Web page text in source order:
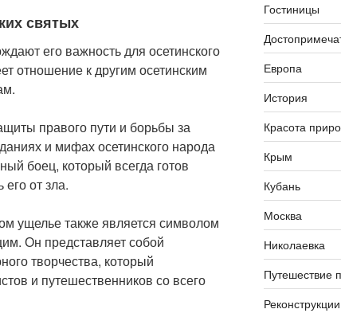
святых
его важность для осетинского
отношение к другим осетинским
правого пути и борьбы за
и мифах осетинского народа
боец, который всегда готов
его от зла.
ущелье также является символом
Он представляет собой
творчества, который
и путешественников со всего
Гостиницы
Европа
История
Красота
Крым
Кубань
Москва
Николаевка
Путешествие
Реконструкции